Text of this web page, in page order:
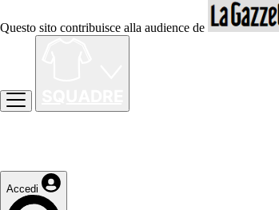
Questo sito contribuisce alla audience de
Accedi